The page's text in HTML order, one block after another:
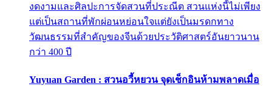
งดงามและศิลปะการจัดสวนที่ประณีต สวนแห่งนี้ไม่เพียง
แต่เป็นสถานที่พักผ่อนหย่อนใจแต่ยังเป็นมรดกทาง
วัฒนธรรมที่สำคัญของจีนด้วยประวัติศาสตร์อันยาวนาน
กว่า 400 ปี
Yuyuan Garden : สวนอวี้หยวน จุดเช็กอินห้ามพลาดเมื่อ